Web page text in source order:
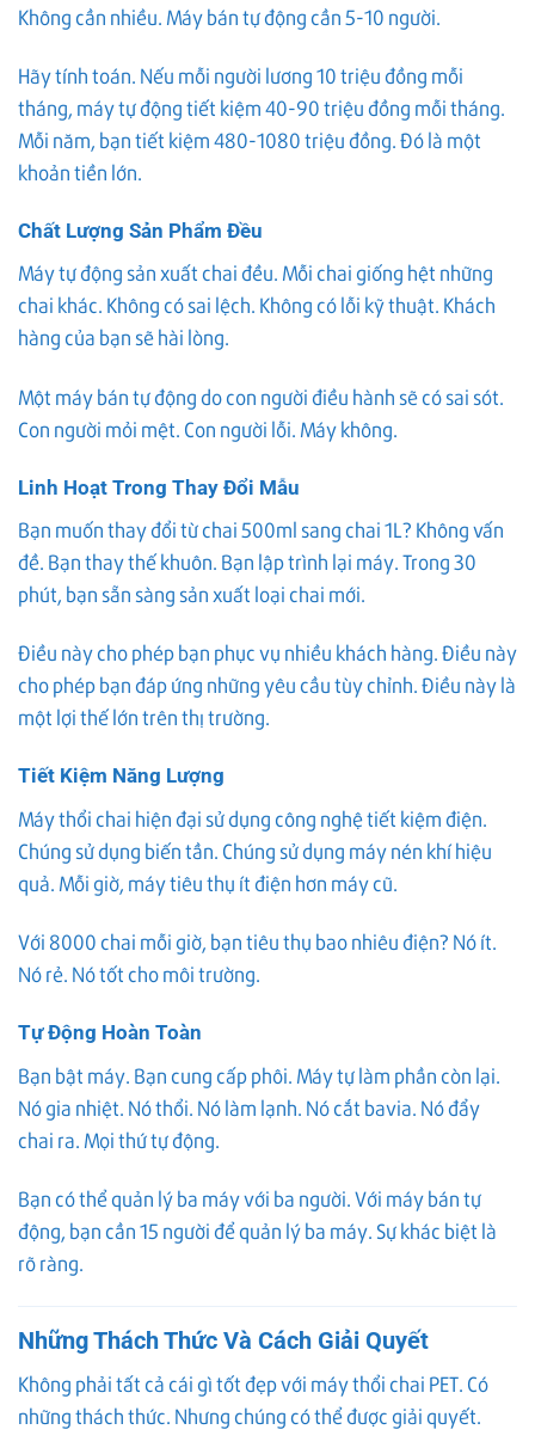
Không cần nhiều. Máy bán tự động cần 5-10 người.
Hãy tính toán. Nếu mỗi người lương 10 triệu đồng mỗi
tháng, máy tự động tiết kiệm 40-90 triệu đồng mỗi tháng.
Mỗi năm, bạn tiết kiệm 480-1080 triệu đồng. Đó là một
khoản tiền lớn.
Chất Lượng Sản Phẩm Đều
Máy tự động sản xuất chai đều. Mỗi chai giống hệt những
chai khác. Không có sai lệch. Không có lỗi kỹ thuật. Khách
hàng của bạn sẽ hài lòng.
Một máy bán tự động do con người điều hành sẽ có sai sót.
Con người mỏi mệt. Con người lỗi. Máy không.
Linh Hoạt Trong Thay Đổi Mẫu
Bạn muốn thay đổi từ chai 500ml sang chai 1L? Không vấn
đề. Bạn thay thế khuôn. Bạn lập trình lại máy. Trong 30
phút, bạn sẵn sàng sản xuất loại chai mới.
Điều này cho phép bạn phục vụ nhiều khách hàng. Điều này
cho phép bạn đáp ứng những yêu cầu tùy chỉnh. Điều này là
một lợi thế lớn trên thị trường.
Tiết Kiệm Năng Lượng
Máy thổi chai hiện đại sử dụng công nghệ tiết kiệm điện.
Chúng sử dụng biến tần. Chúng sử dụng máy nén khí hiệu
quả. Mỗi giờ, máy tiêu thụ ít điện hơn máy cũ.
Với 8000 chai mỗi giờ, bạn tiêu thụ bao nhiêu điện? Nó ít.
Nó rẻ. Nó tốt cho môi trường.
Tự Động Hoàn Toàn
Bạn bật máy. Bạn cung cấp phôi. Máy tự làm phần còn lại.
Nó gia nhiệt. Nó thổi. Nó làm lạnh. Nó cắt bavia. Nó đẩy
chai ra. Mọi thứ tự động.
Bạn có thể quản lý ba máy với ba người. Với máy bán tự
động, bạn cần 15 người để quản lý ba máy. Sự khác biệt là
rõ ràng.
Những Thách Thức Và Cách Giải Quyết
Không phải tất cả cái gì tốt đẹp với máy thổi chai PET. Có
những thách thức. Nhưng chúng có thể được giải quyết.